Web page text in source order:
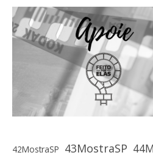
42MostraSP 43MostraSP